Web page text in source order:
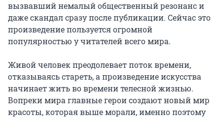
вызвавший немалый общественный резонанс и
даже скандал сразу после публикации. Сейчас это
произведение пользуется огромной
популярностью у читателей всего мира.
Живой человек преодолевает поток времени,
отказываясь стареть, а произведение искусства
начинает жить во времени телесной жизнью.
Вопреки мира главные герои создают новый мир
красоты, которая выше морали, именно поэтому